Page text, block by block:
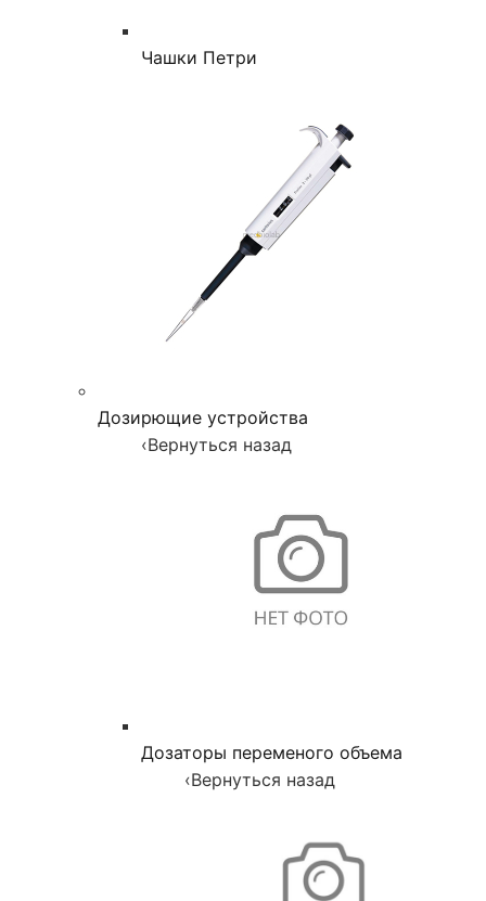
Чашки Петри
Дозирющие устройства
‹Вернуться назад
Дозаторы переменого объема
‹Вернуться назад